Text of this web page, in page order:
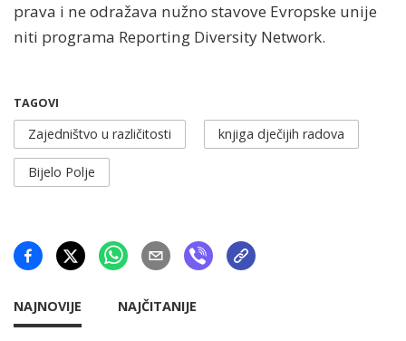
prava i ne odražava nužno stavove Evropske unije
niti programa Reporting Diversity Network.
TAGOVI
Zajedništvo u različitosti knjiga dječijih radova
Bijelo Polje
NAJNOVIJE NAJČITANIJE